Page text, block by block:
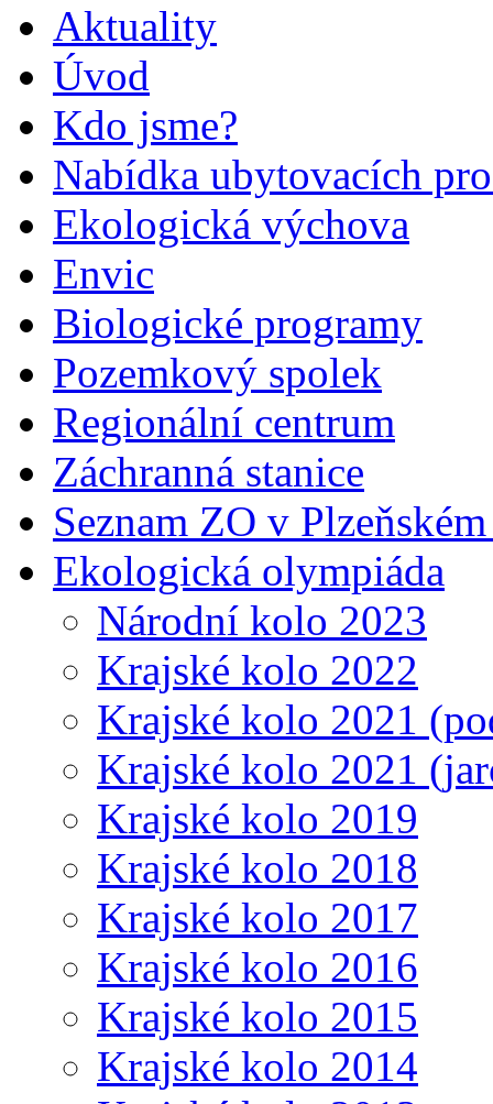
Aktuality
Úvod
Kdo jsme?
Nabídka ubytovacích
Ekologická výchova
Envic
Biologické programy
Pozemkový spolek
Regionální centrum
Záchranná stanice
Seznam ZO v
Ekologická olympiáda
Národní kolo 2023
Krajské kolo 2022
Krajské kolo 2021
Krajské kolo 2021
Krajské kolo 2019
Krajské kolo 2018
Krajské kolo 2017
Krajské kolo 2016
Krajské kolo 2015
Krajské kolo 2014